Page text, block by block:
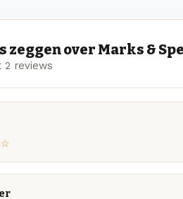
over Marks &
2 reviews